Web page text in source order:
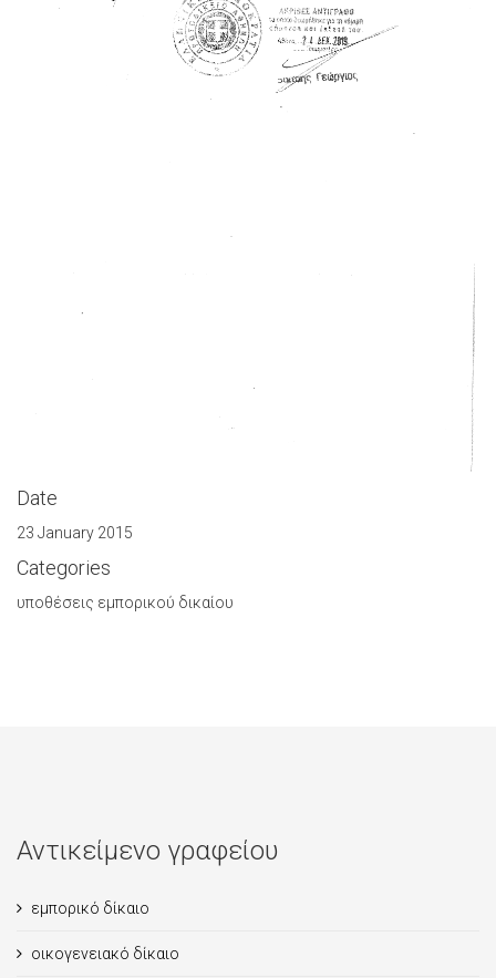
Date
23 January 2015
Categories
υποθέσεις εμπορικού δικαίου
Αντικείμενο γραφείου
εμπορικό δίκαιο
οικογενειακό δίκαιο